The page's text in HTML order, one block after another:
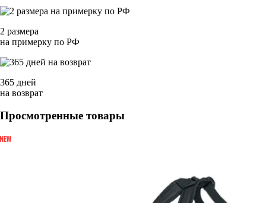
2 размера
на примерку по РФ
365 дней
на возврат
Просмотренные товары